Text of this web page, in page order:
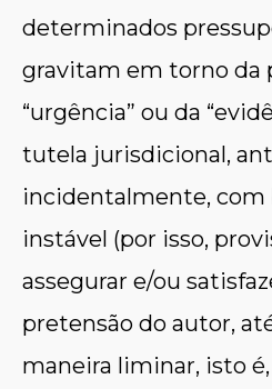
determinados
gravitam em torno da
“urgência” ou da
tutela jurisdicional,
incidentalmente, com
instável (por isso,
assegurar e/ou
pretensão do autor,
maneira liminar, isto